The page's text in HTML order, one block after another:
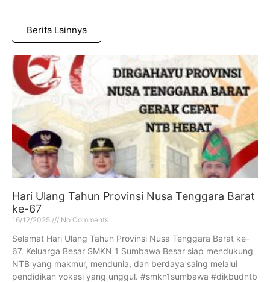
Berita Lainnya
Hari Ulang Tahun Provinsi Nusa Tenggara Barat
ke-67
16/12/2025 No Comments
Selamat Hari Ulang Tahun Provinsi Nusa Tenggara Barat ke-
67. Keluarga Besar SMKN 1 Sumbawa Besar siap mendukung
NTB yang makmur, mendunia, dan berdaya saing melalui
pendidikan vokasi yang unggul. #smkn1sumbawa #dikbudntb